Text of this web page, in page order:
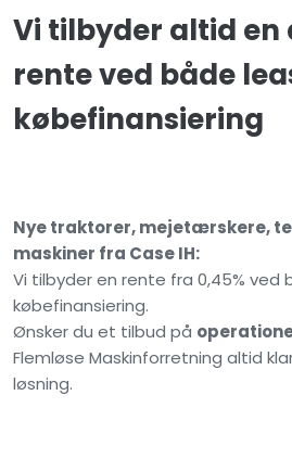
Vi tilbyder altid
rente ved både
købefinansiering
Nye traktorer, mejetærskere,
maskiner fra Case IH:
Vi tilbyder en rente fra 0,45% ved
købefinansiering.
Ønsker du et tilbud på
Flemløse Maskinforretning altid
løsning.​​